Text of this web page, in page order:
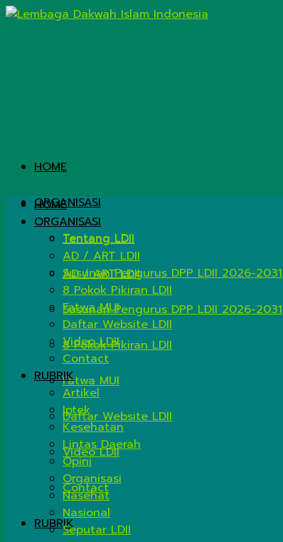
HOME
ORGANISASI
Tentang LDII
AD / ART LDII
Susunan Pengurus DPP LDII 2026-2031
8 Pokok Pikiran LDII
Fatwa MUI
Daftar Website LDII
Video LDII
Contact
RUBRIK
HOME
ORGANISASI
Tentang LDII
AD / ART LDII
Susunan Pengurus DPP LDII 2026-2031
8 Pokok Pikiran LDII
Fatwa MUI
Daftar Website LDII
Video LDII
Contact
RUBRIK
Artikel
Iptek
Kesehatan
Lintas Daerah
Opini
Organisasi
Nasehat
Nasional
Seputar LDII